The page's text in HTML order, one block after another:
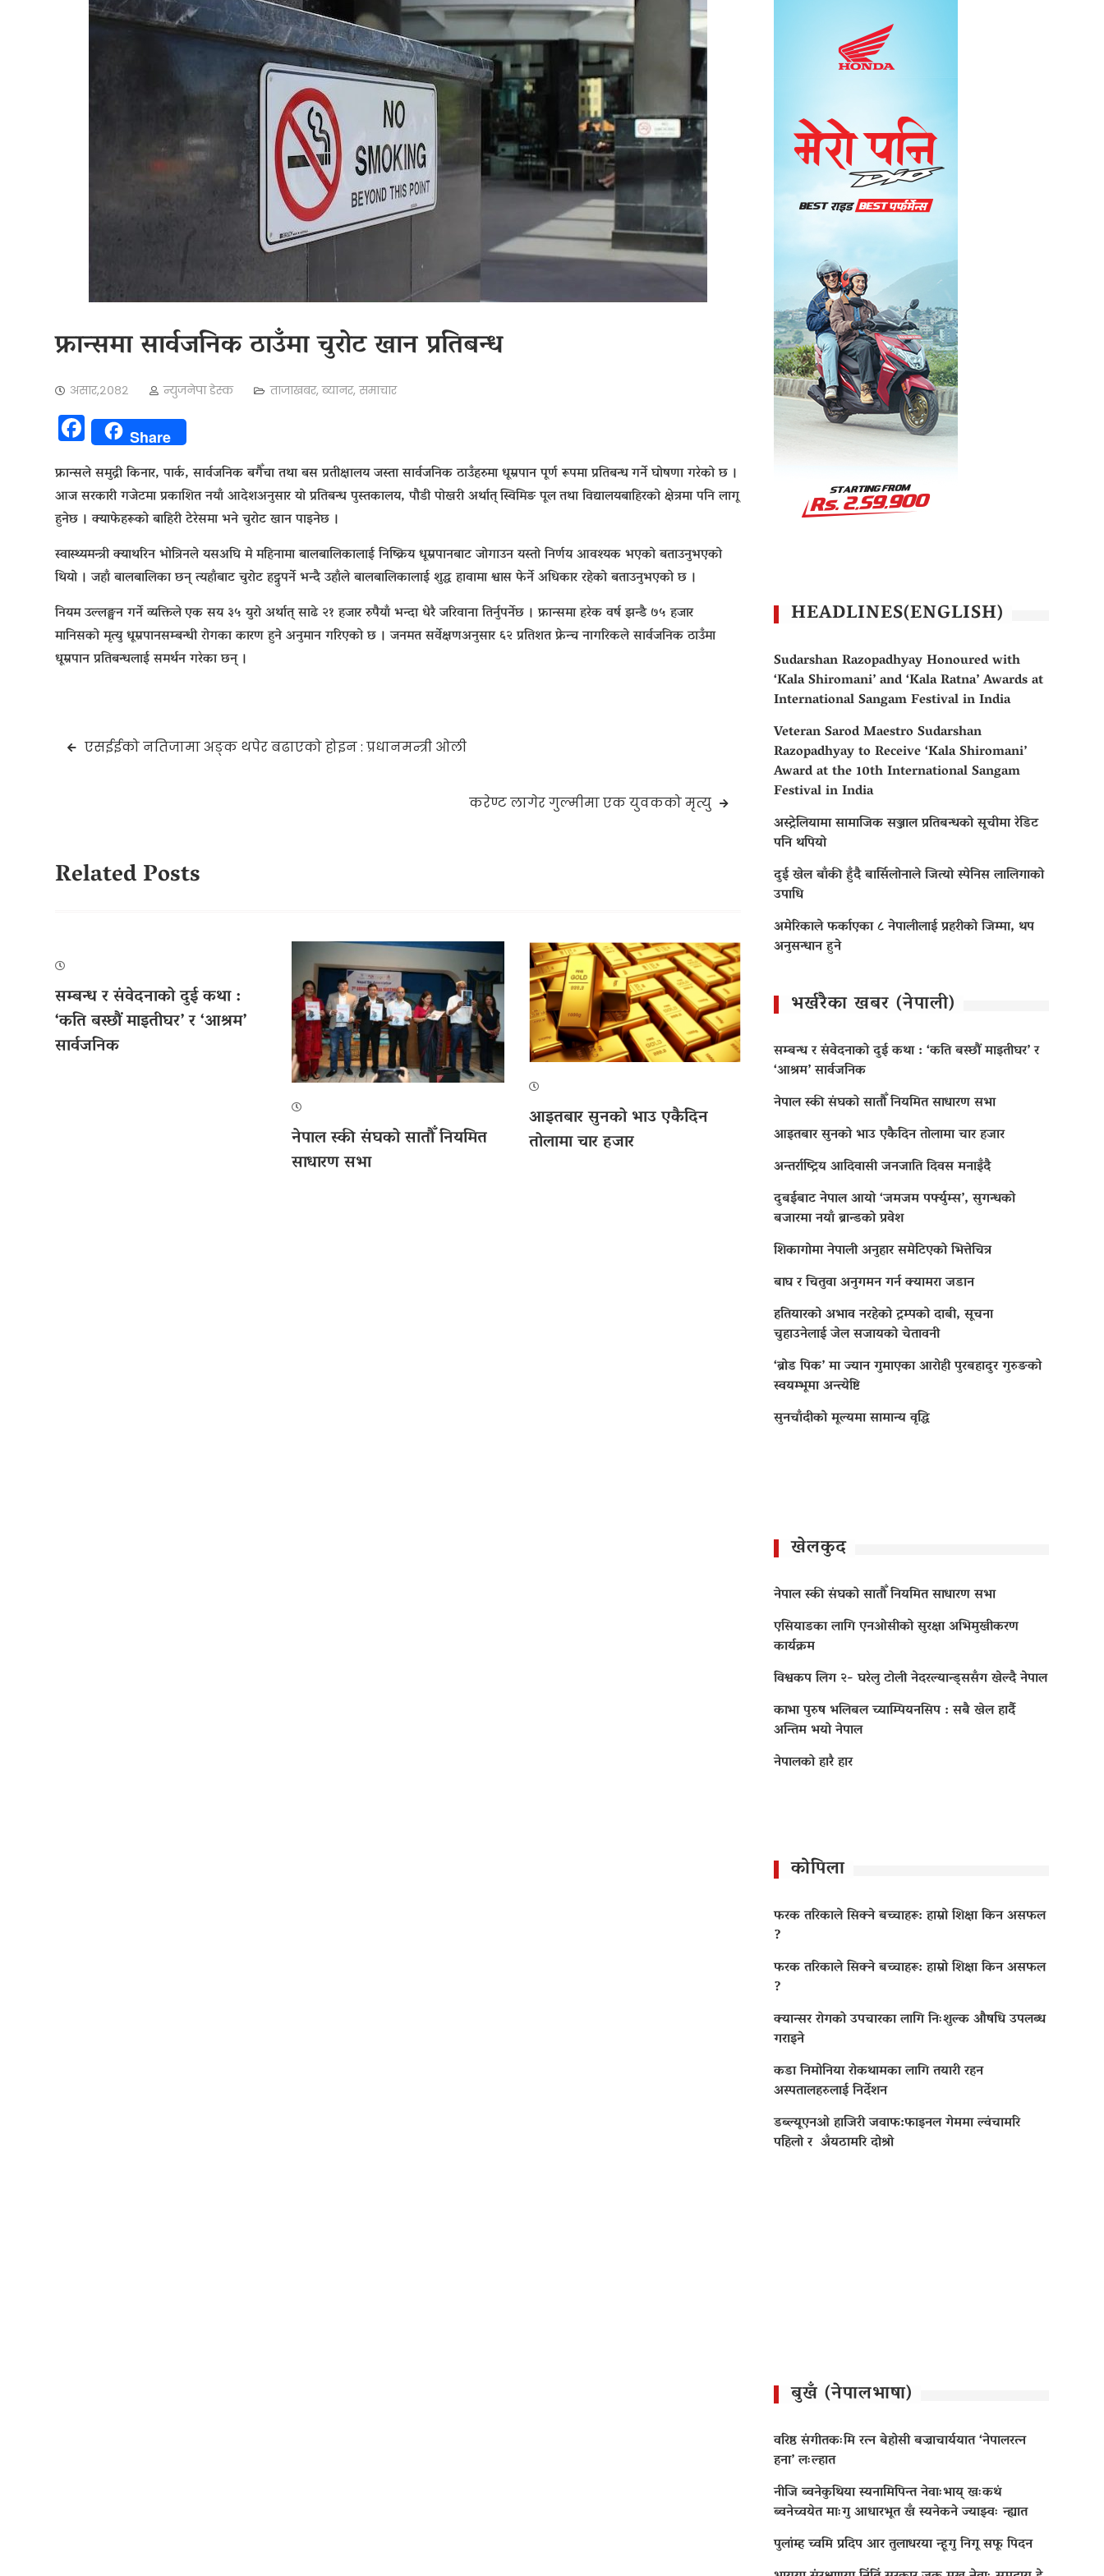
फ्रान्समा सार्वजनिक ठाउँमा चुरोट खान प्रतिबन्ध
असार,२०८२ न्युजनेपा डेस्क ताजाखबर,ब्यानर, समाचार
Facebook
Share
फ्रान्सले समुद्री किनार, पार्क, सार्वजनिक बगैँचा तथा बस प्रतीक्षालय जस्ता सार्वजनिक ठाउँहरुमा धूम्रपान पूर्ण रूपमा प्रतिबन्ध गर्ने घोषणा गरेको छ ।
आज सरकारी गजेटमा प्रकाशित नयाँ आदेशअनुसार यो प्रतिबन्ध पुस्तकालय, पाैडी पोखरी अर्थात् स्विमिङ पूल तथा विद्यालयबाहिरको क्षेत्रमा पनि लागू
हुनेछ । क्याफेहरूको बाहिरी टेरेसमा भने चुरोट खान पाइनेछ ।
स्वास्थ्यमन्त्री क्याथरिन भोत्रिनले यसअघि मे महिनामा बालबालिकालाई निष्क्रिय धूम्रपानबाट जोगाउन यस्तो निर्णय आवश्यक भएको बताउनुभएको
थियो । जहाँ बालबालिका छन् त्यहाँबाट चुरोट हट्नुपर्ने भन्दै उहाँले बालबालिकालाई शुद्ध हावामा श्वास फेर्ने अधिकार रहेको बताउनुभएको छ ।
नियम उल्लङ्घन गर्ने व्यक्तिले एक सय ३५ युरो अर्थात् साढे २१ हजार रुपैयाँ भन्दा धेरै जरिवाना तिर्नुपर्नेछ । फ्रान्समा हरेक वर्ष झन्डै ७५ हजार
मानिसको मृत्यु धूम्रपानसम्बन्धी रोगका कारण हुने अनुमान गरिएको छ । जनमत सर्वेक्षणअनुसार ६२ प्रतिशत फ्रेन्च नागरिकले सार्वजनिक ठाउँमा
धूम्रपान प्रतिबन्धलाई समर्थन गरेका छन् ।
Postएसईईको नतिजामा अङ्क थपेर बढाएको होइन : प्रधानमन्त्री ओली
करेण्ट लागेर गुल्मीमा एक युवकको मृत्यु
Related Posts
सम्बन्ध र संवेदनाको दुई कथा :
‘कति बस्छौं माइतीघर’ र ‘आश्रम’
सार्वजनिक
नेपाल स्की संघको सातौँ नियमित
साधारण सभा
आइतबार सुनको भाउ एकैदिन
तोलामा चार हजार
HEADLINES(ENGLISH)
Sudarshan Razopadhyay Honoured with
‘Kala Shiromani’ and ‘Kala Ratna’ Awards at
International Sangam Festival in India
Veteran Sarod Maestro Sudarshan
Razopadhyay to Receive ‘Kala Shiromani’
Award at the 10th International Sangam
Festival in India
अस्ट्रेलियामा सामाजिक सञ्जाल प्रतिबन्धको सूचीमा रेडिट
पनि थपियो
दुई खेल बाँकी हुँदै बार्सिलोनाले जित्यो स्पेनिस लालिगाको
उपाधि
अमेरिकाले फर्काएका ८ नेपालीलाई प्रहरीको जिम्मा, थप
अनुसन्धान हुने
भर्खरैका खबर (नेपाली)
सम्बन्ध र संवेदनाको दुई कथा : ‘कति बस्छौं माइतीघर’ र
‘आश्रम’ सार्वजनिक
नेपाल स्की संघको सातौँ नियमित साधारण सभा
आइतबार सुनको भाउ एकैदिन तोलामा चार हजार
अन्तर्राष्ट्रिय आदिवासी जनजाति दिवस मनाइँदै
दुबईबाट नेपाल आयो ‘जमजम पर्फ्युम्स’, सुगन्धको
बजारमा नयाँ ब्रान्डको प्रवेश
शिकागोमा नेपाली अनुहार समेटिएको भित्तेचित्र
बाघ र चितुवा अनुगमन गर्न क्यामरा जडान
हतियारको अभाव नरहेको ट्रम्पको दाबी, सूचना
चुहाउनेलाई जेल सजायको चेतावनी
‘ब्रोड पिक’ मा ज्यान गुमाएका आराेही पुरबहादुर गुरुङको
स्वयम्भूमा अन्त्येष्टि
सुनचाँदीको मूल्यमा सामान्य वृद्धि
खेलकुद
नेपाल स्की संघको सातौँ नियमित साधारण सभा
एसियाडका लागि एनओसीको सुरक्षा अभिमुखीकरण
कार्यक्रम
विश्वकप लिग २- घरेलु टोली नेदरल्यान्ड्ससँग खेल्दै नेपाल
काभा पुरुष भलिबल च्याम्पियनसिप : सबै खेल हार्दै
अन्तिम भयो नेपाल
नेपालको हारै हार
कोपिला
फरक तरिकाले सिक्ने बच्चाहरू: हाम्रो शिक्षा किन असफल
?
फरक तरिकाले सिक्ने बच्चाहरू: हाम्रो शिक्षा किन असफल
?
क्यान्सर रोगको उपचारका लागि निःशुल्क औषधि उपलब्ध
गराइने
कडा निमोनिया रोकथामका लागि तयारी रहन
अस्पतालहरुलाई निर्देशन
डब्ल्यूएनओ हाजिरी जवाफ:फाइनल गेममा ल्वंचामरि
पहिलो र अँयठामरि दोश्रो
बुखँ (नेपालभाषा)
वरिष्ठ संगीतकःमि रत्न बेहोसी बज्राचार्ययात ‘नेपालरत्न
हना’ लःल्हात
नीजि ब्वनेकुथिया स्यनामिपिन्त नेवाःभाय् खःकथं
ब्वनेच्वयेत माःगु आधारभूत खँ स्यनेकने ज्याझ्वः न्ह्यात
पुलांम्ह च्वमि प्रदिप आर तुलाधरया न्हूगु निगू सफू पिदन